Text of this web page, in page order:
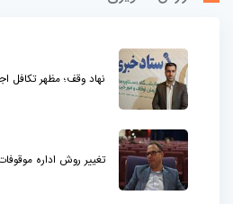
نهاد وقف؛ مظهر تکافل
تغییر روش اداره